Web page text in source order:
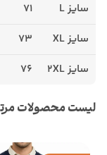
سایز L
71
سایز XL
73
سایز 2XL
76
لیست محصولات